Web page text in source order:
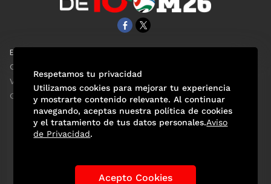
EL UNIVERSAL
Clase
ViveUSA
Confabulario
Historia de los Mundiales Lo viral Anécdotas Mundialistas
Respetamos tu privacidad
Utilizamos cookies para mejorar tu experiencia
y mostrarte contenido relevante. Al continuar
navegando, aceptas nuestra política de cookies
y el tratamiento de tus datos personales.Aviso
de Privacidad.
Acepto Cookies